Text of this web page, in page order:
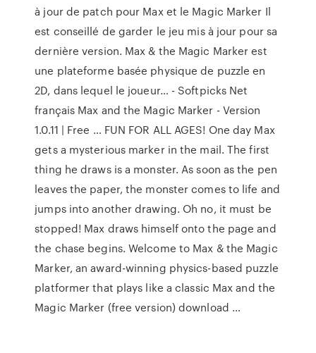
à jour de patch pour Max et le Magic Marker Il
est conseillé de garder le jeu mis à jour pour sa
dernière version. Max & the Magic Marker est
une plateforme basée physique de puzzle en
2D, dans lequel le joueur… - Softpicks Net
français Max and the Magic Marker - Version
1.0.11 | Free … FUN FOR ALL AGES! One day Max
gets a mysterious marker in the mail. The first
thing he draws is a monster. As soon as the pen
leaves the paper, the monster comes to life and
jumps into another drawing. Oh no, it must be
stopped! Max draws himself onto the page and
the chase begins. Welcome to Max & the Magic
Marker, an award-winning physics-based puzzle
platformer that plays like a classic Max and the
Magic Marker (free version) download …